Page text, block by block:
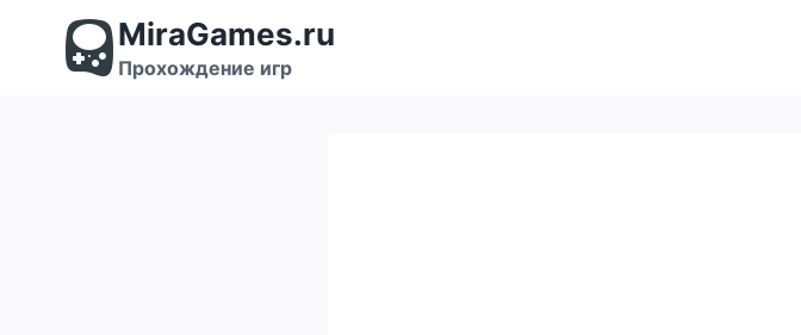
содержимому
MiraGames.ru
Прохождение игр